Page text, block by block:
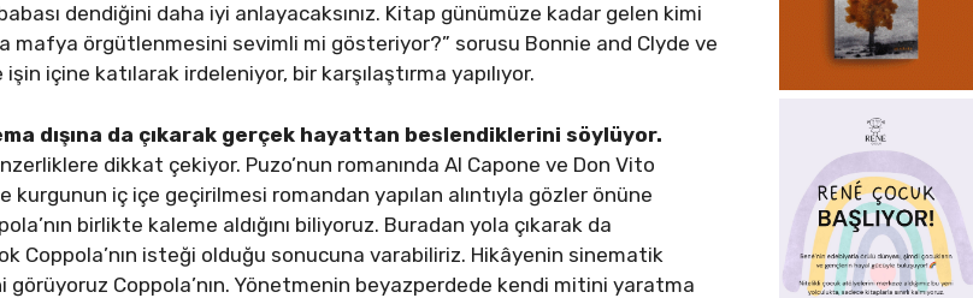
dendiğini daha iyi anlayacaksınız. Kitap günümüze kadar gelen kimi
mafya örgütlenmesini sevimli mi gösteriyor?” sorusu Bonnie and Clyde ve
içine katılarak irdeleniyor, bir karşılaştırma yapılıyor.
dışına da çıkarak gerçek hayattan beslendiklerini söylüyor.
dikkat çekiyor. Puzo’nun romanında Al Capone ve Don Vito
kurgunun iç içe geçirilmesi romandan yapılan alıntıyla gözler önüne
birlikte kaleme aldığını biliyoruz. Buradan yola çıkarak da
Coppola’nın isteği olduğu sonucuna varabiliriz. Hikâyenin sinematik
görüyoruz Coppola’nın. Yönetmenin beyazperdede kendi mitini yaratma